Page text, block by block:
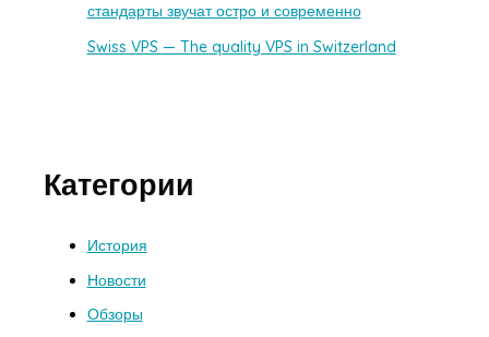
стандарты звучат остро и современно
Swiss VPS — The quality VPS in Switzerland
Категории
История
Новости
Обзоры